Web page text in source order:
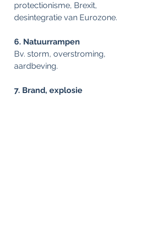
protectionisme, Brexit,
desintegratie van Eurozone.
6. Natuurrampen
Bv. storm, overstroming,
aardbeving.
7. Brand, explosie